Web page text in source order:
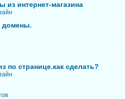
из интернет-магазина
домены.
по странице.как сделать?